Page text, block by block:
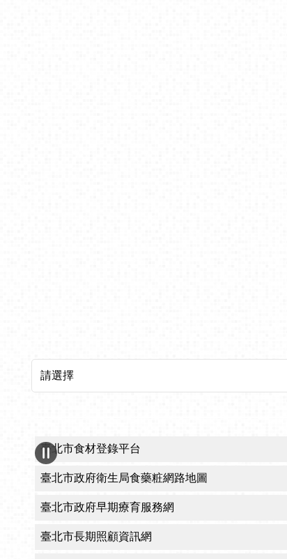
CRPD身心障礙者權利公約宣導專區
臺北市醫療觀光網
臺北市政府自殺防治中心
臺北市政府衛生局社區心理衛生中心